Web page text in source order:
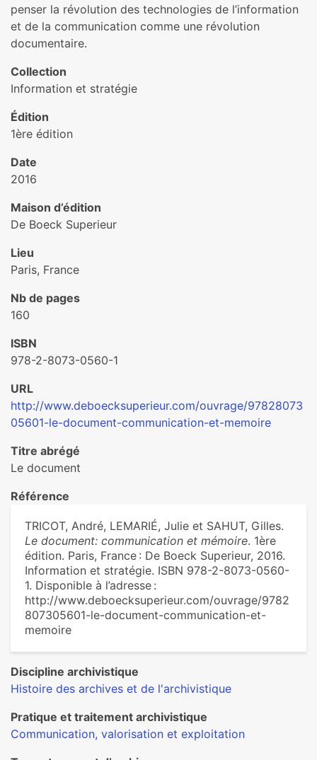
penser la révolution des technologies de l’information
et de la communication comme une révolution
documentaire.
Collection
Information et stratégie
Édition
1ère édition
Date
2016
Maison d’édition
De Boeck Superieur
Lieu
Paris, France
Nb de pages
160
ISBN
978-2-8073-0560-1
URL
http://www.deboecksuperieur.com/ouvrage/97828073
05601-le-document-communication-et-memoire
Titre abrégé
Le document
Référence
TRICOT, André, LEMARIÉ, Julie et SAHUT, Gilles.
Le document: communication et mémoire. 1ère
édition. Paris, France : De Boeck Superieur, 2016.
Information et stratégie. ISBN 978-2-8073-0560-
1. Disponible à l’adresse :
http://www.deboecksuperieur.com/ouvrage/9782
807305601-le-document-communication-et-
memoire
Discipline archivistique
Histoire des archives et de l'archivistique
Pratique et traitement archivistique
Communication, valorisation et exploitation